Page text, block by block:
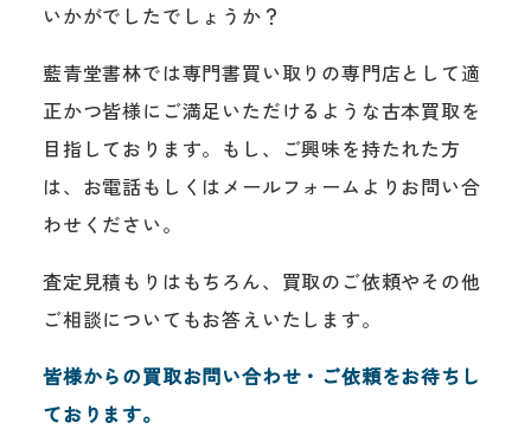
いかがでしたでしょうか？
藍青堂書林では専門書買い取りの専門店として適
正かつ皆様にご満足いただけるような古本買取を
目指しております。もし、ご興味を持たれた方
は、お電話もしくはメールフォームよりお問い合
わせください。
査定見積もりはもちろん、買取のご依頼やその他
ご相談についてもお答えいたします。
皆様からの買取お問い合わせ・ご依頼をお待ちし
ております。